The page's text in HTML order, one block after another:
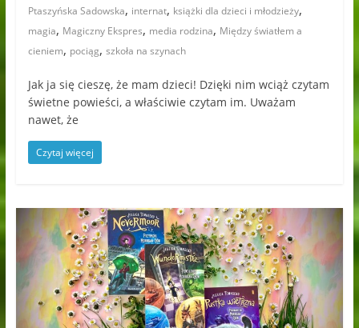
Ptaszyńska Sadowska, internat, książki dla dzieci i młodzieży,
magia, Magiczny Ekspres, media rodzina, Między światłem a
cieniem, pociąg, szkoła na szynach
Jak ja się cieszę, że mam dzieci! Dzięki nim wciąż czytam
świetne powieści, a właściwie czytam im. Uważam
nawet, że
Czytaj więcej